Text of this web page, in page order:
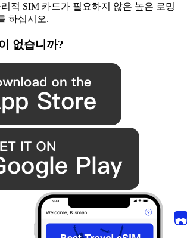
적 SIM 카드가 필요하지 않은 높은 로밍
하십시오.
없습니까?